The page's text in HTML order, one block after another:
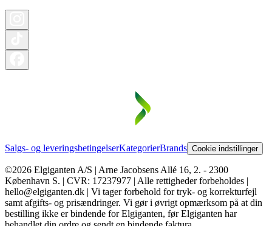
Salgs- og leveringsbetingelserKategorierBrands Cookie indstillinger
©2026 Elgiganten A/S | Arne Jacobsens Allé 16, 2. - 2300
København S. | CVR: 17237977 | Alle rettigheder forbeholdes |
hello@elgiganten.dk | Vi tager forbehold for tryk- og korrekturfejl
samt afgifts- og prisændringer. Vi gør i øvrigt opmærksom på at din
bestilling ikke er bindende for Elgiganten, før Elgiganten har